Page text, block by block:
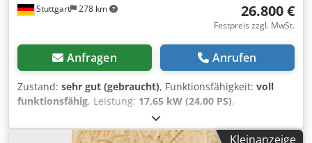
Stuttgart 278 km 26.800 €
Festpreis zzgl. MwSt.
Anfragen Anrufen
Zustand: sehr gut (gebraucht), Funktionsfähigkeit: voll
funktionsfähig, Leistung: 17,65 kW (24,00 PS),
, Kraftstoff:
Sonstige, Baujahr:2023, AGRIA 9600 - 112 !!! 2. Generation
Kleinanzeige